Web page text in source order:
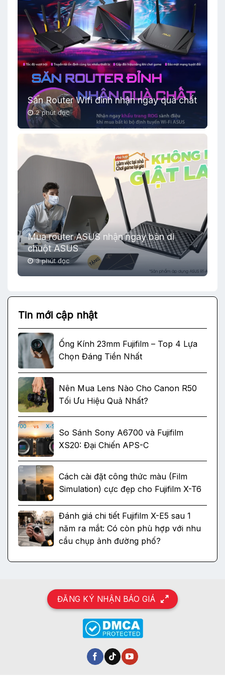
Săn Router Wifi đỉnh nhận ngay quà chất
2 phút đọc
Mua router ASUS nhận ngay bàn di
chuột ASUS
3 phút đọc
Tin mới cập nhật
Ống Kính 23mm Fujifilm – Top 4 Lựa
Chọn Đáng Tiền Nhất
Nên Mua Lens Nào Cho Canon R50
Tối Ưu Hiệu Quả Nhất?
So Sánh Sony A6700 và Fujifilm
XS20: Đại Chiến APS-C
Cách cài đặt công thức màu (Film
Simulation) cực đẹp cho Fujifilm X-T6
Đánh giá chi tiết Fujifilm X-E5 sau 1
năm ra mắt: Có còn phù hợp với nhu
cầu chụp ảnh đường phố?
ĐĂNG KÝ NHẬN BÁO GIÁ